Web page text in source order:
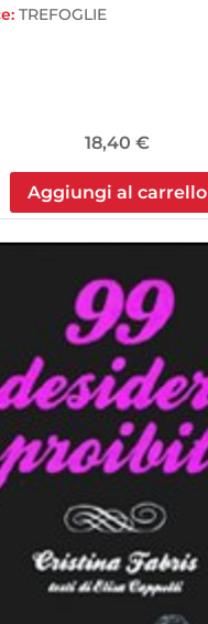
TREFOGLIE
18,40 €
Aggiungi al carrello